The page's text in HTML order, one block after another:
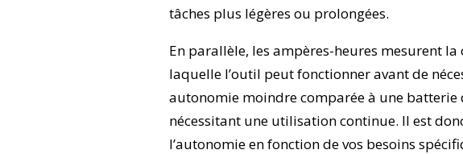
tâches plus légères ou prolongées.
En parallèle, les ampères-heures mesurent
laquelle l’outil peut fonctionner avant de
autonomie moindre comparée à une
nécessitant une utilisation continue. Il est
l’autonomie en fonction de vos besoins